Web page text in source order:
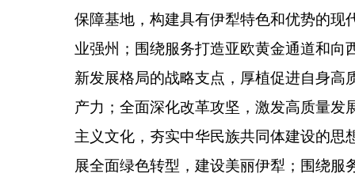
保障基地，构建具有伊犁特色和优势的现
业强州；围绕服务打造亚欧黄金通道和
新发展格局的战略支点，厚植促进自身
产力；全面深化改革攻坚，激发高质量
主义文化，夯实中华民族共同体建设的
展全面绿色转型，建设美丽伊犁；围绕